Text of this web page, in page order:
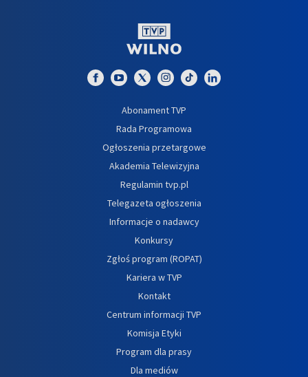
Abonament TVP
Rada Programowa
Ogłoszenia przetargowe
Akademia Telewizyjna
Regulamin tvp.pl
Telegazeta ogłoszenia
Informacje o nadawcy
Konkursy
Zgłoś program (ROPAT)
Kariera w TVP
Kontakt
Centrum informacji TVP
Komisja Etyki
Program dla prasy
Dla mediów